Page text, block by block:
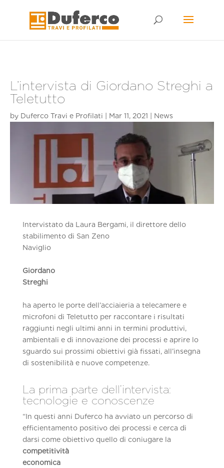
L’intervista di Giordano Streghi a
Teletutto
by Duferco Travi e Profilati Mar 11, 2021 News
Intervistato da Laura Bergami, il direttore dello
stabilimento di San Zeno
Naviglio
Giordano
Streghi
ha aperto le porte dell’acciaieria a telecamere e
microfoni di Teletutto per raccontare i risultati
raggiunti negli ultimi anni in termini produttivi,
ambientali e di innovazione dei processi e aprire lo
sguardo sui prossimi obiettivi già fissati, all’insegna
di sostenibilità e nuove competenze.
La prima parte dell’intervista:
tecnologie e conoscenze
“In questi anni Duferco ha avviato un percorso di
efficientamento positivo dei processi e cerca di
darsi come obiettivo quello di coniugare la
competitività
economica